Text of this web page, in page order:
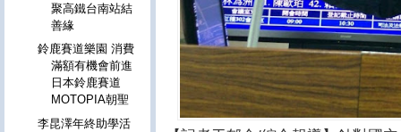
聚高鐵台南站結
善緣
鈴鹿賽道樂園 消費
滿額有機會前進
日本鈴鹿賽道
MOTOPIA朝聖
李昆澤年終助學活